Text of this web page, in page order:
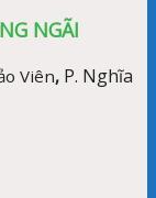
NGÃI
Viên, P. Nghĩa